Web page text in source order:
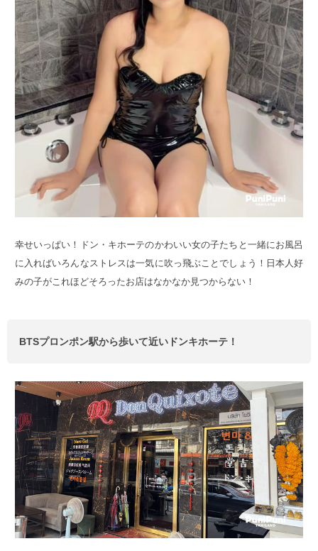
幸せいっぱい！ドン・キホーテのかわいい女の子たちと一緒にお風呂
に入ればいろんなストレスは一気に吹っ飛ぶことでしょう！日本人好
みの子がこれほどそろったお店はなかなか見つからない！
BTSプロンポン駅から歩いて近いドンキホーテ！